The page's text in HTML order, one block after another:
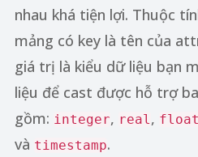
nhau khá tiện lợi. Thuộc
mảng có key là tên của
giá trị là kiểu dữ liệu bạn
liệu để cast được hỗ trợ
gồm: integer, real, float
và timestamp.